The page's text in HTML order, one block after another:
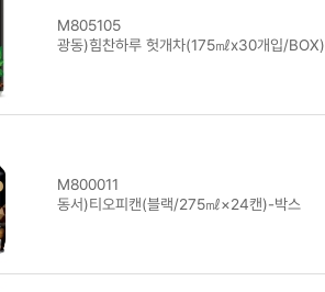
M805105
광동)힘찬하루 헛개차(175㎖x30개입/BOX)
M800011
동서)티오피캔(블랙/275㎖×24캔)-박스